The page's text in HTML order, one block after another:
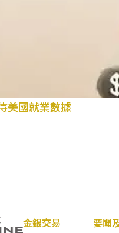
美國就業數據
金銀交易 要聞